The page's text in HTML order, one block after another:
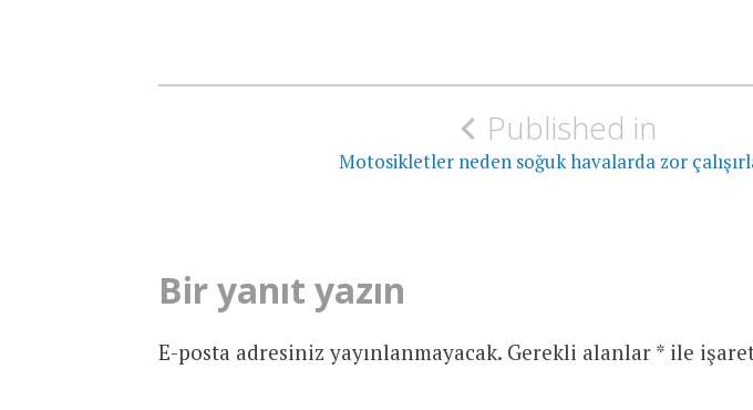
Yazı
Published in
Motosikletler neden soğuk havalarda zor
Bir yanıt yazın
E-posta adresiniz yayınlanmayacak. Gerekli alanlar *ile